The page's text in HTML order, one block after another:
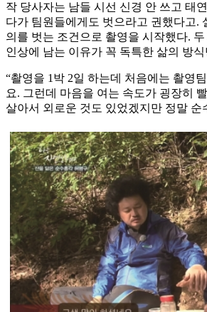
작 당사자는 남들 시선 신경 안 쓰고 태
다가 팀원들에게도 벗으라고 권했다고.
의를 벗는 조건으로 촬영을 시작했다.
인상에 남는 이유가 꼭 독특한 삶의 방
“촬영을 1박 2일 하는데 처음에는 촬영
요. 그런데 마음을 여는 속도가 굉장히
살아서 외로운 것도 있었겠지만 정말 순